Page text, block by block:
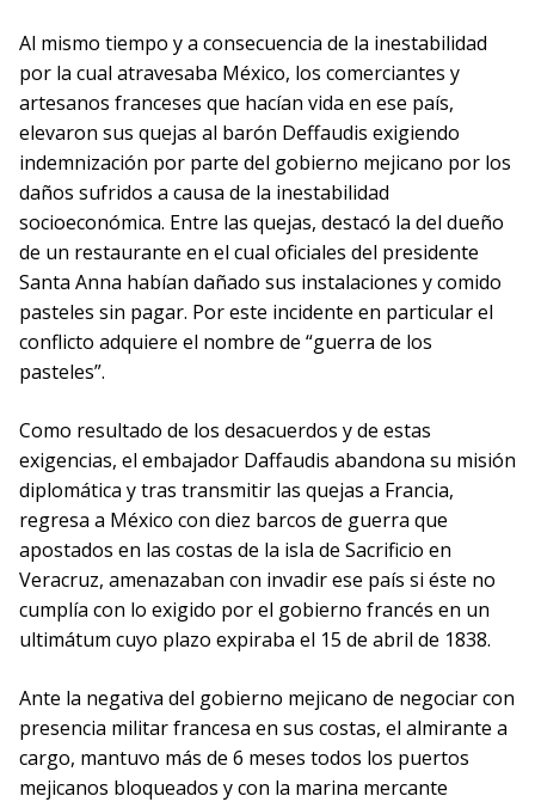
Al mismo tiempo y a consecuencia de la inestabilidad
por la cual atravesaba México, los comerciantes y
artesanos franceses que hacían vida en ese país,
elevaron sus quejas al barón Deffaudis exigiendo
indemnización por parte del gobierno mejicano por los
daños sufridos a causa de la inestabilidad
socioeconómica. Entre las quejas, destacó la del dueño
de un restaurante en el cual oficiales del presidente
Santa Anna habían dañado sus instalaciones y comido
pasteles sin pagar. Por este incidente en particular el
conflicto adquiere el nombre de “guerra de los
pasteles”.
Como resultado de los desacuerdos y de estas
exigencias, el embajador Daffaudis abandona su misión
diplomática y tras transmitir las quejas a Francia,
regresa a México con diez barcos de guerra que
apostados en las costas de la isla de Sacrificio en
Veracruz, amenazaban con invadir ese país si éste no
cumplía con lo exigido por el gobierno francés en un
ultimátum cuyo plazo expiraba el 15 de abril de 1838.
Ante la negativa del gobierno mejicano de negociar con
presencia militar francesa en sus costas, el almirante a
cargo, mantuvo más de 6 meses todos los puertos
mejicanos bloqueados y con la marina mercante